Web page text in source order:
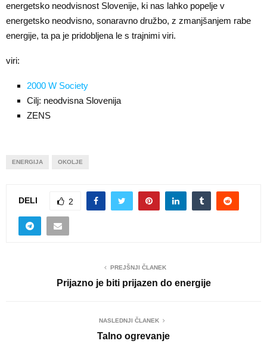
energetsko neodvisnost Slovenije, ki nas lahko popelje v
energetsko neodvisno, sonaravno družbo, z zmanjšanjem rabe
energije, ta pa je pridobljena le s trajnimi viri.
viri:
2000 W Society
Cilj: neodvisna Slovenija
ZENS
ENERGIJA OKOLJE
DELI 2
PREJŠNJI ČLANEK
Prijazno je biti prijazen do energije
NASLEDNJI ČLANEK
Talno ogrevanje